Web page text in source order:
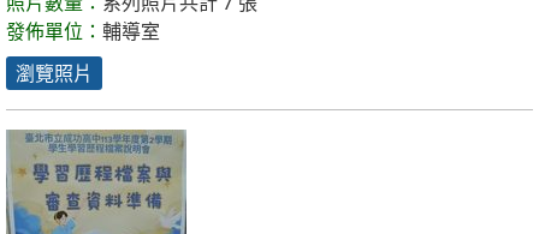
發佈單位： 輔導室
瀏覽照片